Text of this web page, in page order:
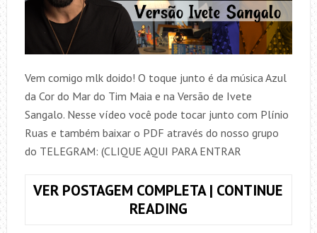
Vem comigo mlk doido! O toque junto é da música Azul
da Cor do Mar do Tim Maia e na Versão de Ivete
Sangalo. Nesse vídeo você pode tocar junto com Plínio
Ruas e também baixar o PDF através do nosso grupo
do TELEGRAM: (CLIQUE AQUI PARA ENTRAR
VER POSTAGEM COMPLETA | CONTINUE
READINGTOQUE